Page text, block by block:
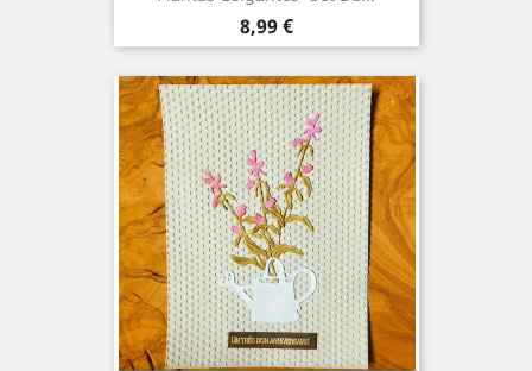
Precio
8,99 €